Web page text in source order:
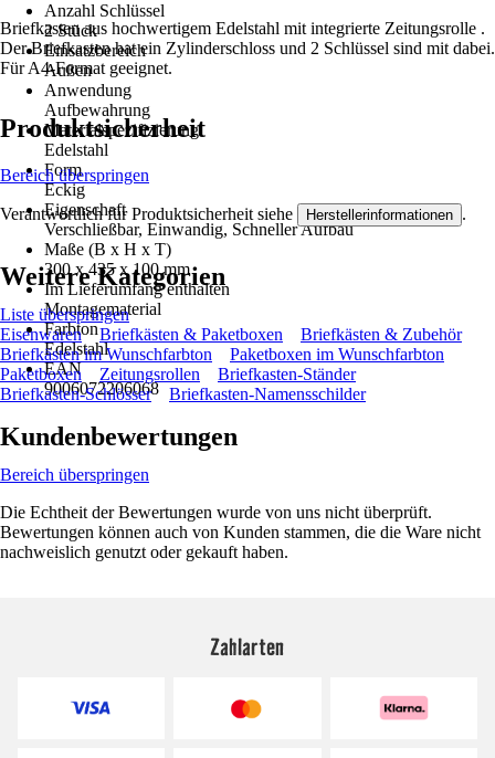
Anzahl Schlüssel
2 Stück
Einsatzbereich
Außen
Anwendung
Aufbewahrung
Materialspezifizierung
Edelstahl
Form
Eckig
Eigenschaft
Verschließbar, Einwandig, Schneller Aufbau
Maße (B x H x T)
300 x 435 x 100 mm
Im Lieferumfang enthalten
Montagematerial
Farbton
Edelstahl
EAN
9006072206068
Briefkasten aus hochwertigem Edelstahl mit integrierte Zeitungsrolle .
Der Briefkasten hat ein Zylinderschloss und 2 Schlüssel sind mit dabei.
Für A4-Format geeignet.
Produktsicherheit
Bereich überspringen
Verantwortlich für Produktsicherheit siehe Herstellerinformationen .
Weitere Kategorien
Liste überspringen
Eisenwaren
Briefkästen & Paketboxen
Briefkästen & Zubehör
Briefkästen im Wunschfarbton
Paketboxen im Wunschfarbton
Paketboxen
Zeitungsrollen
Briefkasten-Ständer
Briefkasten-Schlösser
Briefkasten-Namensschilder
Kundenbewertungen
Bereich überspringen
Die Echtheit der Bewertungen wurde von uns nicht überprüft.
Bewertungen können auch von Kunden stammen, die die Ware nicht
nachweislich genutzt oder gekauft haben.
Zahlarten